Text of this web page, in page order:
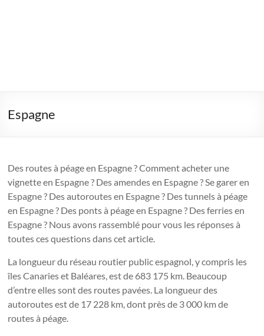
Espagne
Des routes à péage en Espagne ? Comment acheter une
vignette en Espagne ? Des amendes en Espagne ? Se garer en
Espagne ? Des autoroutes en Espagne ? Des tunnels à péage
en Espagne ? Des ponts à péage en Espagne ? Des ferries en
Espagne ? Nous avons rassemblé pour vous les réponses à
toutes ces questions dans cet article.
La longueur du réseau routier public espagnol, y compris les
îles Canaries et Baléares, est de 683 175 km. Beaucoup
d’entre elles sont des routes pavées. La longueur des
autoroutes est de 17 228 km, dont près de 3 000 km de
routes à péage.